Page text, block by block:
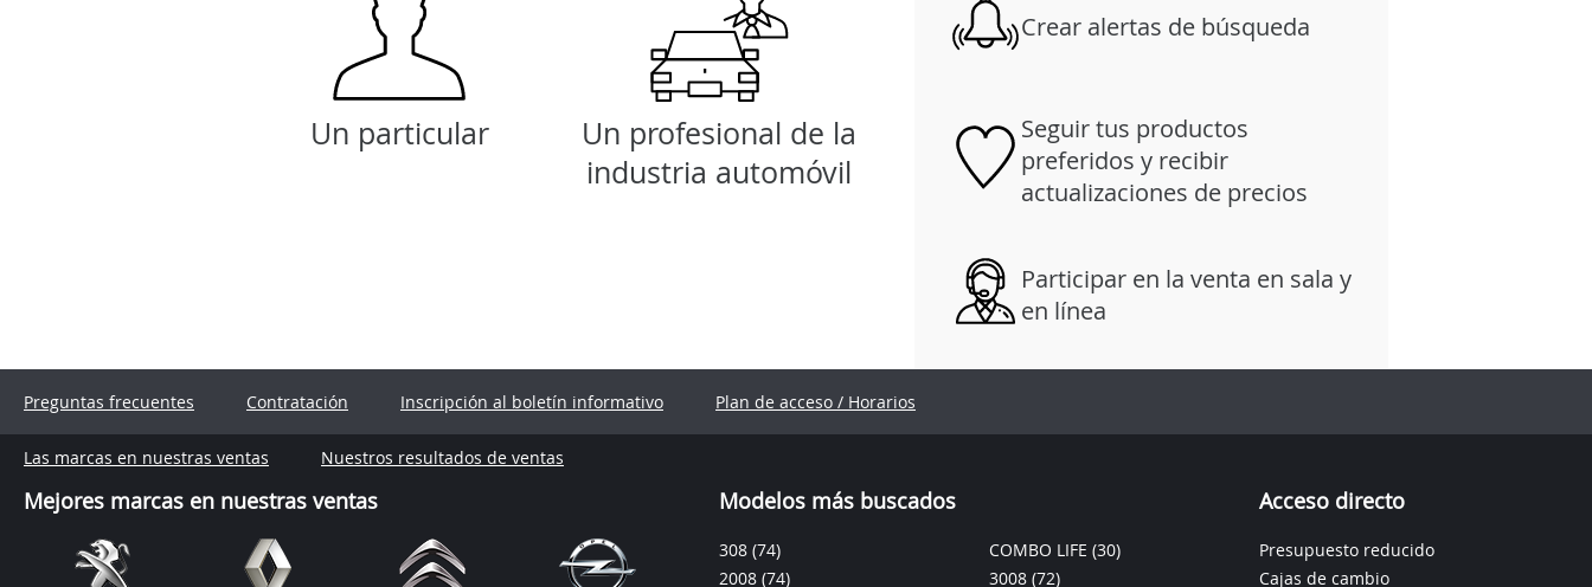
Un particular
Un profesional de la
industria automóvil
Crear alertas de búsqueda
Seguir tus productos
preferidos y recibir
actualizaciones de precios
Participar en la venta en sala y
en línea
Preguntas frecuentes Contratación Inscripción al boletín informativo Plan de acceso / Horarios
Las marcas en nuestras ventas Nuestros resultados de ventas
Mejores marcas en nuestras ventas Modelos más buscados
308 (74)
2008 (74)
COMBO LIFE (30)
3008 (72)
Acceso directo
Presupuesto reducido
Cajas de cambio